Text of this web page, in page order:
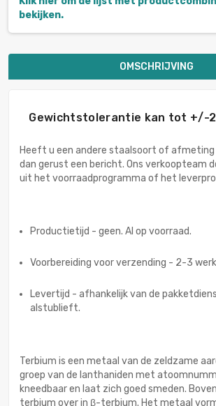
bekijken.
OMSCHRIJVING
Gewichtstolerantie kan tot +/-
Heeft u een andere staalsoort of afmeting
dan gerust een bericht. Ons verkoopteam
uit het voorraadprogramma of het
Productietijd - geen. Al op voorraad.
Voorbereiding voor verzending - 2-3
Levertijd - afhankelijk van de
alstublieft.
Terbium is een metaal van de zeldzame
groep van de lanthaniden met
kneedbaar en laat zich goed smeden.
terbium over in β-terbium. Het metaal